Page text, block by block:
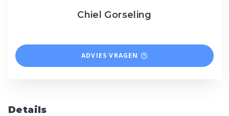
Chiel Gorseling
ADVIES VRAGEN
Details